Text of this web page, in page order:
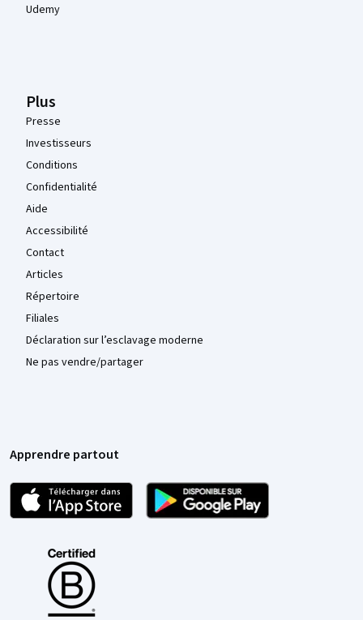
Udemy
Plus
Presse
Investisseurs
Conditions
Confidentialité
Aide
Accessibilité
Contact
Articles
Répertoire
Filiales
Déclaration sur l’esclavage moderne
Ne pas vendre/partager
Apprendre partout